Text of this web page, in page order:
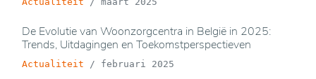
De Evolutie van Woonzorgcentra in België in 2025:
Trends, Uitdagingen en Toekomstperspectieven
Actualiteit / februari 2025